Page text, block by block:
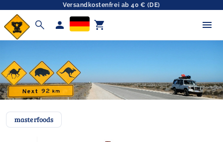
Versandkostenfrei ab 40 € (DE)
search person shopping_cart
masterfoods